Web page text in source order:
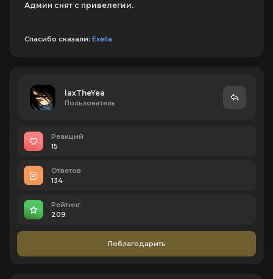
Админ снят с привелегии.
Спасибо сказали: Exella
laxTheYea
Пользователь
Реакций
15
Ответов
134
Рейтинг
209
Поблагодарить